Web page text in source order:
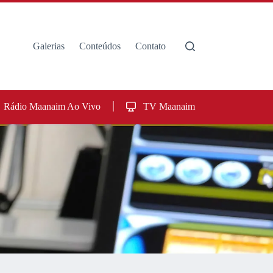
Galerias Conteúdos Contato
Rádio Maanaim Ao Vivo TV Maanaim